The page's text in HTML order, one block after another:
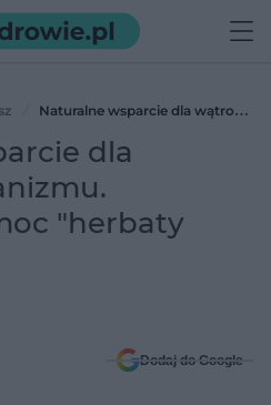
Naturalne wsparcie dla wątroby i
Inków"dla
"herbaty
Dodaj do Google